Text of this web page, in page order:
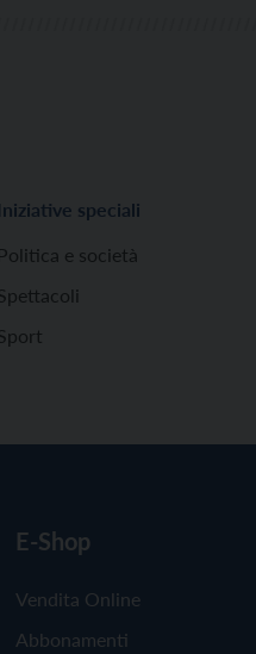
Iniziative speciali
Politica e società
E-Shop
Vendita Online
Abbonamenti